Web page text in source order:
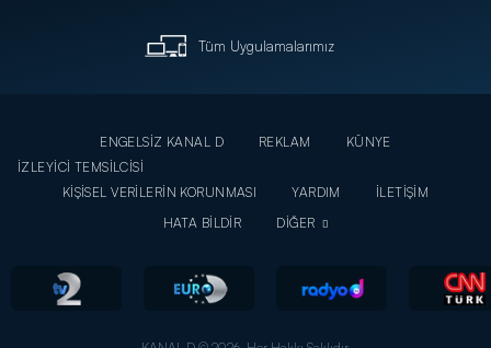
Tüm Uygulamalarımız
ENGELSİZ KANAL D REKLAM
KÜNYE
İZLEYİCİ TEMSİLCİSİ
KİŞİSEL VERİLERİN KORUNMASI
YARDIM
İLETİŞİM
HATA BİLDİR
DİĞER